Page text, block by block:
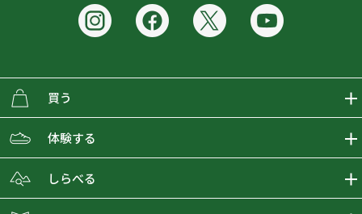
買う
ECMALLの商品をさがす
取り扱いブランド一覧
体験する
おとな女子登山部
しらべる